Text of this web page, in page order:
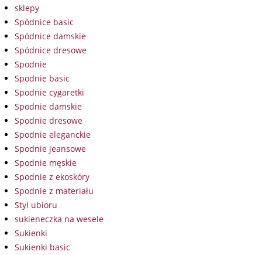
sklepy
Spódnice basic
Spódnice damskie
Spódnice dresowe
Spodnie
Spodnie basic
Spodnie cygaretki
Spodnie damskie
Spodnie dresowe
Spodnie eleganckie
Spodnie jeansowe
Spodnie męskie
Spodnie z ekoskóry
Spodnie z materiału
Styl ubioru
sukieneczka na wesele
Sukienki
Sukienki basic